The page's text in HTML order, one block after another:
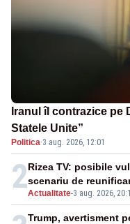
Iranul îl contrazice pe
Statele Unite”
Politica·3 aug. 2026, 12:01
2Actualitate-3 aug. 2026,
Rizea TV: posibile
scenariu de
Trump, avertisment